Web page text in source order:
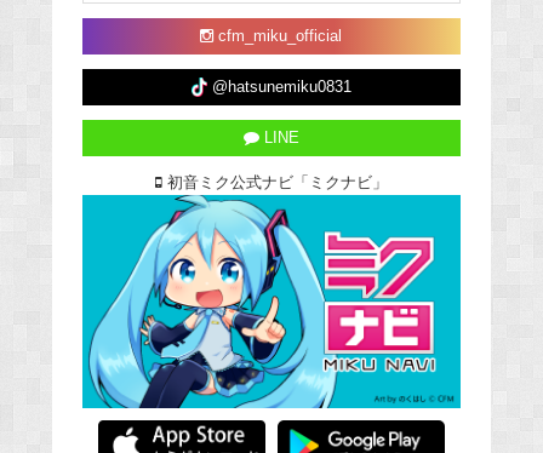
cfm_miku_official
@hatsunemiku0831
LINE
初音ミク公式ナビ「ミクナビ」